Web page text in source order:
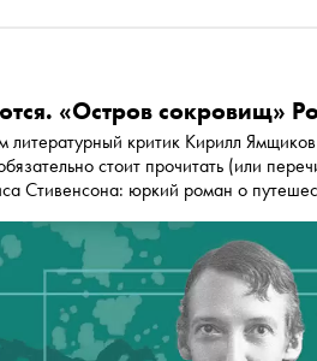
«Остров сокровищ»
Кирилл Ямщиков выбирает одно великое произведение
стоит прочитать (или
Стивенсона: юркий роман о
что без фрейлин